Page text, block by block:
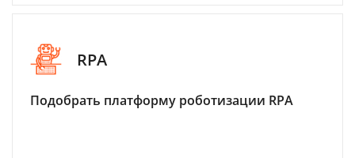
RPA
Подобрать платформу роботизации RPA